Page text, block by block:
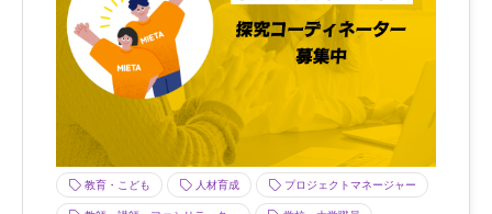
教育・こども 人材育成 プロジェクトマネージャー